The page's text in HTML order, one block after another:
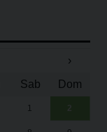
›
Sab Dom
1 2